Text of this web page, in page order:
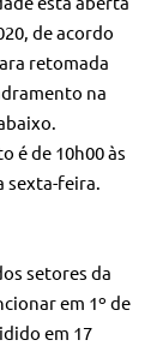
de acordo
retomada
na
é de 10h00 às
sexta-feira.
setores da
em 1º de
em 17